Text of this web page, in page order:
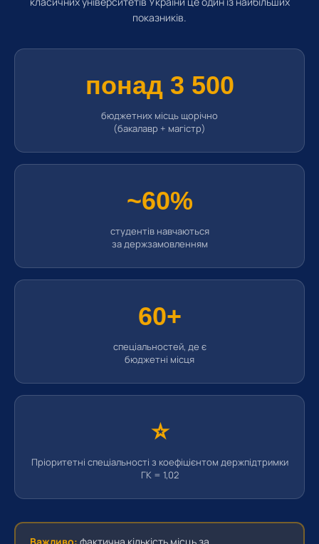
показників.
понад 3 500
бюджетних місць щорічно
(бакалавр + магістр)
~60%
студентів навчаються
за держзамовленням
60+
спеціальностей, де є
бюджетні місця
⭐
Пріоритетні спеціальності з коефіцієнтом держпідтримки
ГК = 1,02